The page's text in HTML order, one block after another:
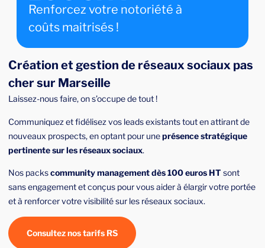
Renforcez votre notoriété à
coûts maitrisés !
Création et gestion de réseaux sociaux pas
cher sur Marseille
Laissez-nous faire, on s’occupe de tout !
Communiquez et fidélisez vos leads existants tout en attirant de
nouveaux prospects, en optant pour uneprésence stratégique
pertinente sur les réseaux sociaux.
Nos packscommunity management dès 100 euros HT sont
sans engagement et conçus pour vous aider à élargir votre portée
et à renforcer votre visibilité sur les réseaux sociaux.
Consultez nos tarifs RS